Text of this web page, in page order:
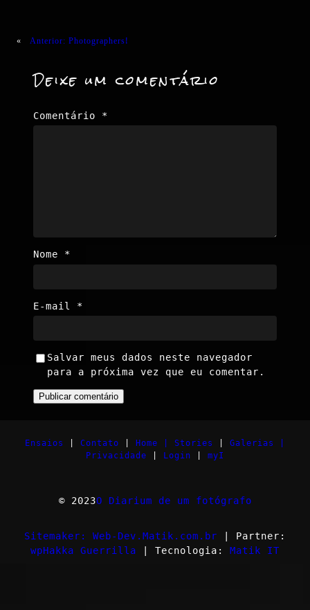
« Anterior: Photographers!
Deixe um comentário
Comentário *
Nome *
E-mail *
Salvar meus dados neste navegador
para a próxima vez que eu comentar.
Ensaios Contato Home | Stories
Galerias |
Privacidade
Login myI
© 2023O Diarium de um fotógrafo
Sitemaker: Web-Dev.Matik.com.br | Partner:
wpHakka Guerrilla | Tecnologia: Matik IT